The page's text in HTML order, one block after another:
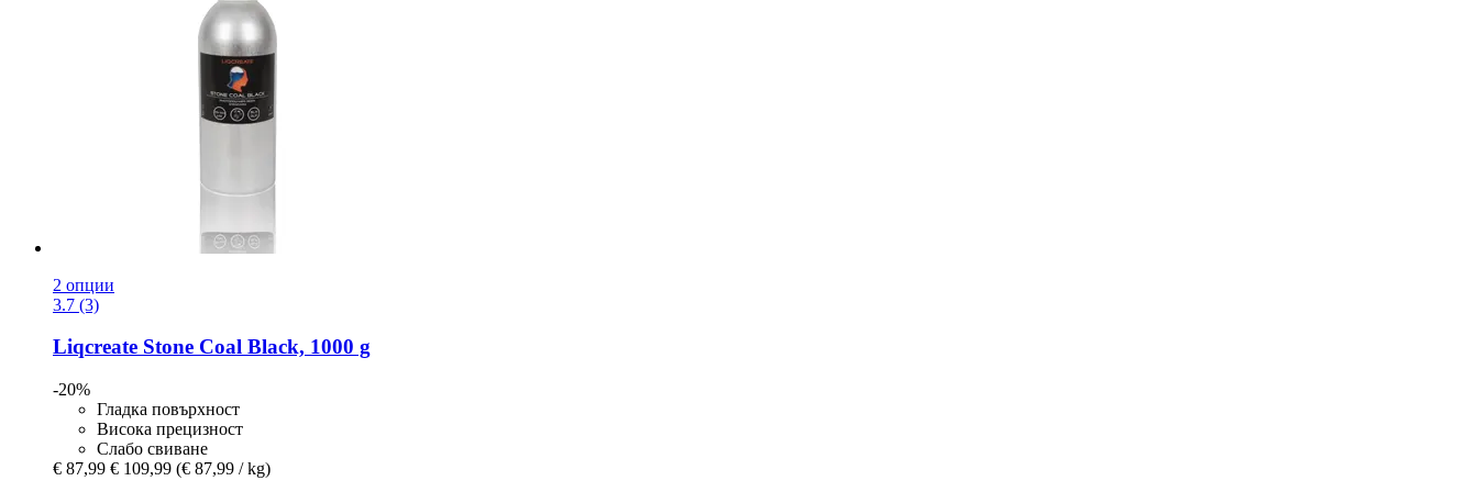
2 опции
3.7 (3)
Liqcreate Stone Coal Black, 1000 g
-20%
Гладка повърхност
Висока прецизност
Слабо свиване
€ 87,99 € 109,99 (€ 87,99 / kg)